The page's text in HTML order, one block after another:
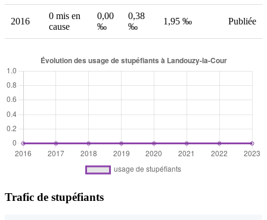
2016
0 mis en
cause
0,00
‰
0,38
‰
1,95 ‰ Publiée
Trafic de stupéfiants